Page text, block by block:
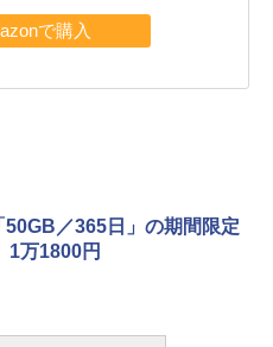
／365日」の期間限定
1万1800円